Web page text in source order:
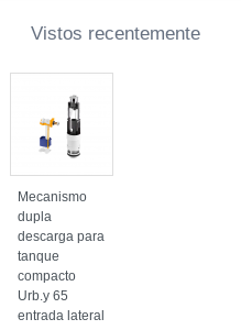
Vistos recentemente
Mecanismo
dupla
descarga para
tanque
compacto
Urb.y 65
entrada lateral